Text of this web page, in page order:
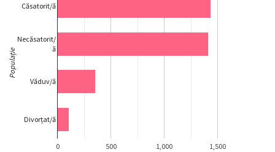
0 500 1,000 1,500
Căsatorit/ă
Necăsatorit/
ă
Văduv/ă
Divorțat/ă
Populație